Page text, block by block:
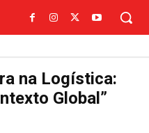
na Logística:
Global”